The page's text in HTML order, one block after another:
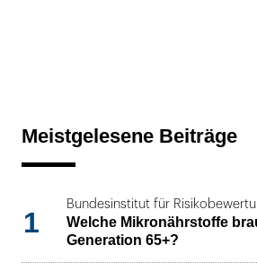
Meistgelesene Beiträge
1
Bundesinstitut für
Welche Mikronährstoffe
Generation 65+?